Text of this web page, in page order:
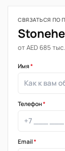
СВЯЗАТЬСЯ ПО
от AED 685
Имя*
Телефон*
Email*